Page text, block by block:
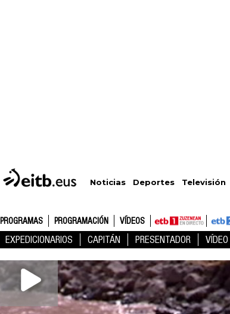
Noticias Deportes Televisión
PROGRAMAS PROGRAMACIÓN VÍDEOS
EXPEDICIONARIOS CAPITÁN PRESENTADOR VÍDEO